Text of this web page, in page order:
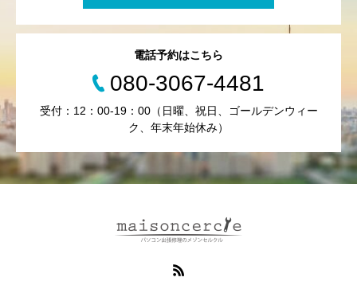
電話予約はこちら
080-3067-4481
受付：12：00-19：00（日曜、祝日、ゴールデンウィー
ク、年末年始休み）